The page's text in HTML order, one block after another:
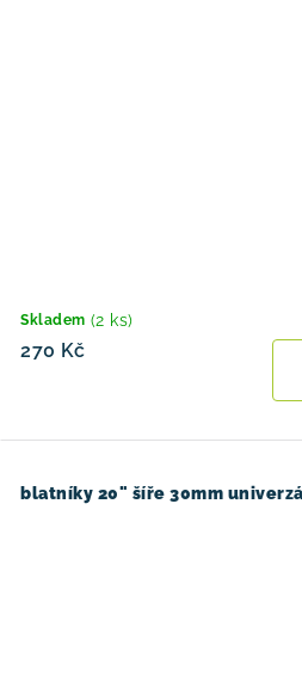
Skladem (2 ks)
270 Kč
blatníky 20" šíře 30mm